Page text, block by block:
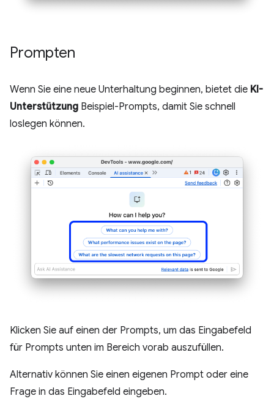
Prompten
Wenn Sie eine neue Unterhaltung beginnen, bietet die KI-
Unterstützung Beispiel-Prompts, damit Sie schnell
loslegen können.
Klicken Sie auf einen der Prompts, um das Eingabefeld
für Prompts unten im Bereich vorab auszufüllen.
Alternativ können Sie einen eigenen Prompt oder eine
Frage in das Eingabefeld eingeben.